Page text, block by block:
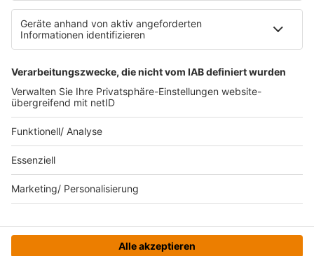
Datenschutzeinstellungen
Datenverarbeitung bei Gewinnspielen
Teilnahmebedingungen
Bildnachweise
KI-Leitlinie
© bigFM - Eine Marke der Audiotainment Südwest GmbH &
Co. KG